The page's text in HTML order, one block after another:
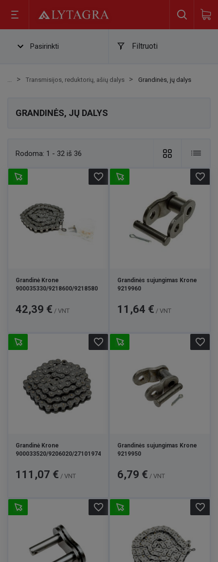
Pasirinkti Filtruoti
Transmisijos, reduktorių, ašių dalys Grandinės, jų dalys
GRANDINĖS, JŲ DALYS
Rodoma: 1 - 32 iš 36
Grandinė Krone
900035330/9218600/9218580
Kaina
42,39 € / VNT
favorite_border
Grandinės sujungimas Krone
9219960
Kaina
11,64 € / VNT
favorite_border
Grandinė Krone
900033520/9206020/271019740/9219280
Kaina
111,07 € / VNT
favorite_border
Grandinės sujungimas Krone
9219950
Kaina
6,79 € / VNT
favorite_border
favorite_border favorite_border